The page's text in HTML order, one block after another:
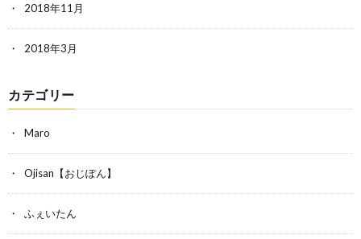
2018年11月
2018年3月
カテゴリー
Maro
Ojisan【おじぽん】
ふぇいたん